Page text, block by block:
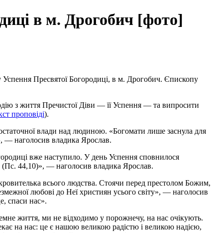
в м. Дрогобич [фото]
Пресвятої Богородиці, в м. Дрогобич. Єпископу
з життя Пречистої Діви — її Успення — та випросити
проповіді).
влади над людиною. «Богомати лише заснула для
— наголосив владика Ярослав.
вже наступило. У день Успення сповнилося
44,10)», — наголосив владика Ярослав.
всього людства. Стоячи перед престолом Божим,
любові до Неї християн усього світу», — наголосив
спаси нас».
життя, ми не відходимо у порожнечу, на нас очікують.
на нас: це є нашою великою радістю і великою надією,